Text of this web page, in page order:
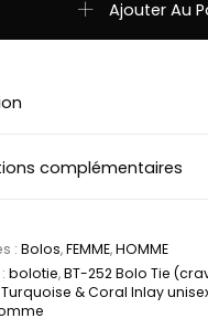
Ajouter Au
complémentaires
: Bolos,FEMME,HOMME
bolotie,BT-252 Bolo Tie
& Coral Inlay